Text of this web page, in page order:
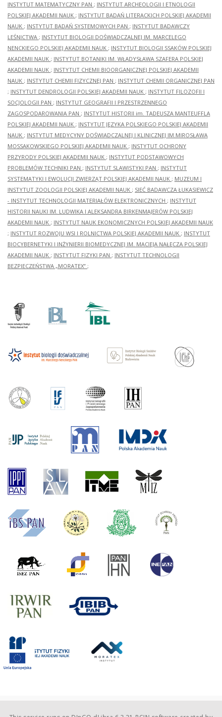
INSTYTUT MATEMATYCZNY PAN ; INSTYTUT ARCHEOLOGII I ETNOLOGII
POLSKIEJ AKADEMII NAUK ; INSTYTUT BADAŃ LITERACKICH POLSKIEJ AKADEMII
NAUK ; INSTYTUT BADAŃ SYSTEMOWYCH PAN ; INSTYTUT BADAWCZY
LEŚNICTWA ; INSTYTUT BIOLOGII DOŚWIADCZALNEJ IM. MARCELEGO
NENCKIEGO POLSKIEJ AKADEMII NAUK ; INSTYTUT BIOLOGII SSAKÓW POLSKIEJ
AKADEMII NAUK ; INSTYTUT BOTANIKI IM. WŁADYSŁAWA SZAFERA POLSKIEJ
AKADEMII NAUK ; INSTYTUT CHEMII BIOORGANICZNEJ POLSKIEJ AKADEMII
NAUK ; INSTYTUT CHEMII FIZYCZNEJ PAN ; INSTYTUT CHEMII ORGANICZNEJ PAN
; INSTYTUT DENDROLOGII POLSKIEJ AKADEMII NAUK ; INSTYTUT FILOZOFII I
SOCJOLOGII PAN ; INSTYTUT GEOGRAFII I PRZESTRZENNEGO
ZAGOSPODAROWANIA PAN ; INSTYTUT HISTORII im. TADEUSZA MANTEUFFLA
POLSKIEJ AKADEMII NAUK ; INSTYTUT JĘZYKA POLSKIEGO POLSKIEJ AKADEMII
NAUK ; INSTYTUT MEDYCYNY DOŚWIADCZALNEJ I KLINICZNEJ IM.MIROSŁAWA
MOSSAKOWSKIEGO POLSKIEJ AKADEMII NAUK ; INSTYTUT OCHRONY
PRZYRODY POLSKIEJ AKADEMII NAUK ; INSTYTUT PODSTAWOWYCH
PROBLEMÓW TECHNIKI PAN ; INSTYTUT SLAWISTYKI PAN ; INSTYTUT
SYSTEMATYKI I EWOLUCJI ZWIERZĄT POLSKIEJ AKADEMII NAUK ; MUZEUM I
INSTYTUT ZOOLOGII POLSKIEJ AKADEMII NAUK ; SIEĆ BADAWCZA ŁUKASIEWICZ
- INSTYTUT TECHNOLOGII MATERIAŁÓW ELEKTRONICZNYCH ; INSTYTUT
HISTORII NAUKI IM. LUDWIKA I ALEKSANDRA BIRKENMAJERÓW POLSKIEJ
AKADEMII NAUK ; INSTYTUT NAUK EKONOMICZNYCH POLSKIEJ AKADEMII NAUK
; INSTYTUT ROZWOJU WSI I ROLNICTWA POLSKIEJ AKADEMII NAUK ; INSTYTUT
BIOCYBERNETYKI I INŻYNIERII BIOMEDYCZNEJ IM. MACIEJA NAŁĘCZA POLSKIEJ
AKADEMII NAUK ; INSTYTUT FIZYKI PAN ; INSTYTUT TECHNOLOGII
BEZPIECZEŃSTWA „MORATEX” ;